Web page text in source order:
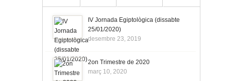
IV Jornada Egiptològica (dissabte
25/01/2020)
desembre 23, 2019
2on Trimestre de 2020
març 10, 2020